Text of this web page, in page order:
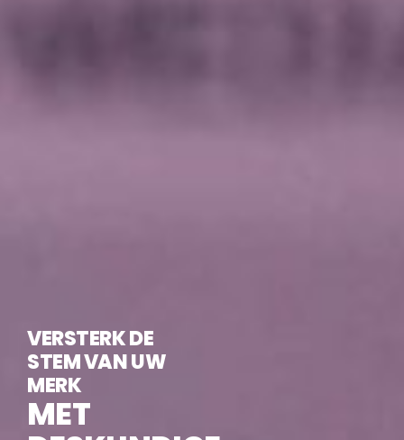
VERSTERK DE
STEM VAN UW
MERK
MET